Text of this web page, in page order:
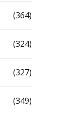
(364)
(324)
(327)
(349)